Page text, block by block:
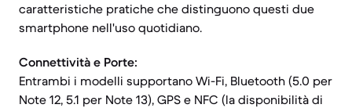
caratteristiche pratiche che distinguono questi due
smartphone nell'uso quotidiano.
Connettività e Porte:
Entrambi i modelli supportano Wi-Fi, Bluetooth (5.0 per
Note 12, 5.1 per Note 13), GPS e NFC (la disponibilità di